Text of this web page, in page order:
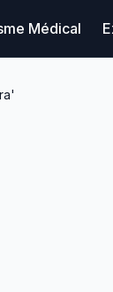
Médical